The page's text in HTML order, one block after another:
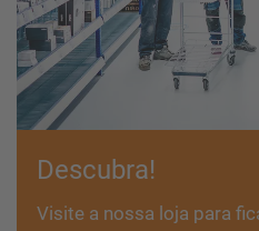
Descubra!
Visite a nossa loja para